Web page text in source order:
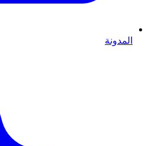
المدونة